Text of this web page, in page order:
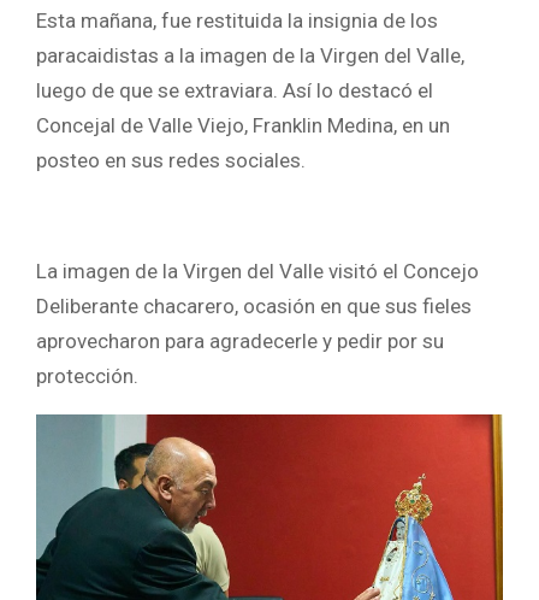
Esta mañana, fue restituida la insignia de los
paracaidistas a la imagen de la Virgen del Valle,
luego de que se extraviara. Así lo destacó el
Concejal de Valle Viejo, Franklin Medina, en un
posteo en sus redes sociales.
La imagen de la Virgen del Valle visitó el Concejo
Deliberante chacarero, ocasión en que sus fieles
aprovecharon para agradecerle y pedir por su
protección.